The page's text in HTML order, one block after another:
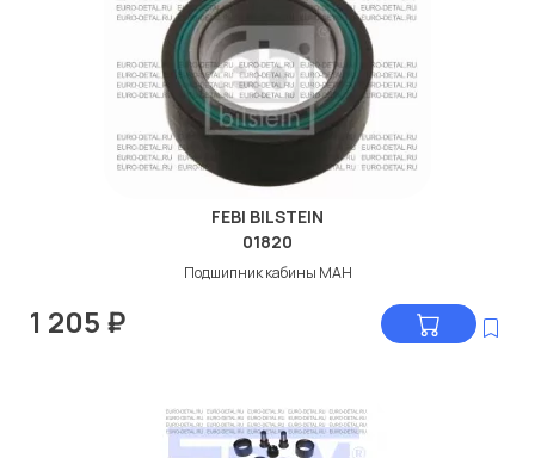
FEBI BILSTEIN
01820
Подшипник кабины МАН
1 205 ₽